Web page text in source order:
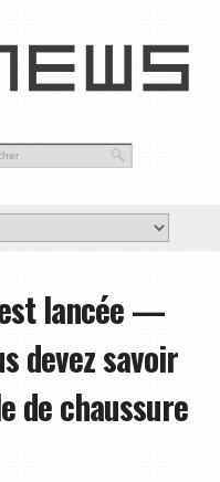
lancée —
devez savoir
de chaussure